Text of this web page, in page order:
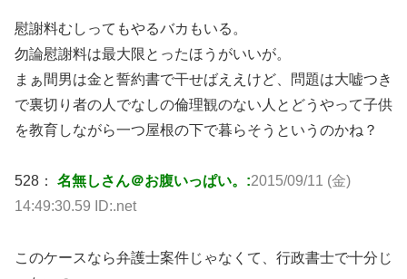
慰謝料むしってもやるバカもいる。
勿論慰謝料は最大限とったほうがいいが。
まぁ間男は金と誓約書で干せばええけど、問題は大嘘つき
で裏切り者の人でなしの倫理観のない人とどうやって子供
を教育しながら一つ屋根の下で暮らそうというのかね？
528： 名無しさん＠お腹いっぱい。:2015/09/11 (金)
14:49:30.59 ID:.net
このケースなら弁護士案件じゃなくて、行政書士で十分じ